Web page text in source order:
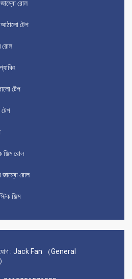
রোল
আঠালো টেপ
রোল
টেপ
ফিল্ম রোল
জাম্বো রোল
ফিল্ম
: Jack Fan （General